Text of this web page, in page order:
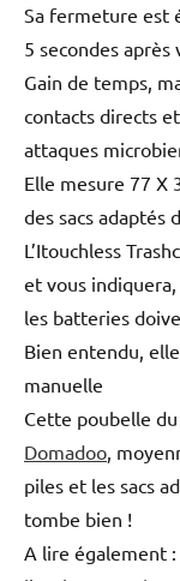
Sa fermeture est
5 secondes après
Gain de temps,
contacts directs
attaques
Elle mesure 77 X
des sacs adaptés
L’Itouchless
et vous
les batteries
Bien entendu,
manuelle
Cette poubelle
Domadoo ,
piles et les sacs
tombe bien !
A lire également :